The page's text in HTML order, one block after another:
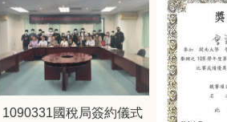
1090331國稅局簽約儀式